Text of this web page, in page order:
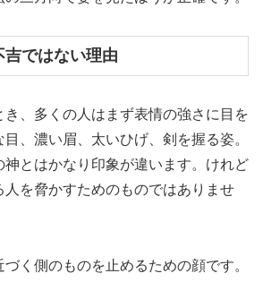
ではない理由
、多くの人はまず表情の強さに目を
、濃い眉、太いひげ、剣を握る姿。
神とはかなり印象が違います。けれど
人を脅かすためのものではありませ
く側のものを止めるための顔です。